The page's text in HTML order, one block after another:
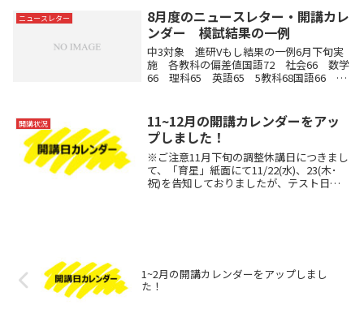
り講師に相談したり生徒が何人もいまし
た。きっとこの...
ニュースレター
8月度のニュースレター・開講カレ
ンダー 模試結果の一例
中3対象 進研Vもし結果の一例6月下旬実
施 各教科の偏差値国語72 社会66 数学
66 理科65 英語65 5教科68国語66 社
56 5教科60こ...
開講状況
11~12月の開講カレンダーをアッ
プしました！
※ご注意11月下旬の調整休講日につきまし
て、「育星」紙面にて11/22(水)、23(木･
祝)を告知しておりましたが、テスト日程
1~2月の開講カレンダーをアップしまし
た！